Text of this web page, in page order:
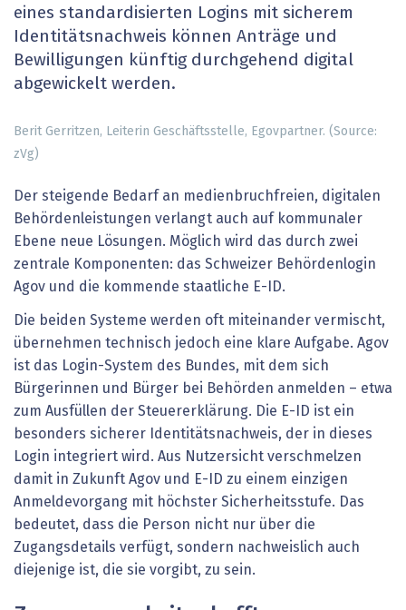
eines ­standardisierten Logins mit sicherem
Identitätsnachweis können Anträge und
Bewilligungen ­künftig durchgehend digital
abgewickelt werden.
Berit Gerritzen, Leiterin Geschäftsstelle, Egovpartner. (Source:
zVg)
Der steigende Bedarf an medienbruchfreien, digitalen
Behördenleistungen verlangt auch auf kommunaler
Ebene neue Lösungen. Möglich wird das durch zwei
zentrale Komponenten: das Schweizer Behördenlogin
Agov und die kommende staatliche E-ID.
Die beiden Systeme werden oft miteinander vermischt,
übernehmen technisch jedoch eine klare Aufgabe. Agov
ist das Login-System des Bundes, mit dem sich
Bürgerinnen und Bürger bei Behörden anmelden – etwa
zum Ausfüllen der Steuererklärung. Die E-ID ist ein
besonders sicherer Identitätsnachweis, der in dieses
Login integriert wird. Aus Nutzersicht verschmelzen
damit in Zukunft Agov und E-ID zu einem einzigen
Anmeldevorgang mit höchster Sicherheitsstufe. Das
bedeutet, dass die Person nicht nur über die
Zugangsdetails verfügt, sondern nachweislich auch
diejenige ist, die sie vorgibt, zu sein.